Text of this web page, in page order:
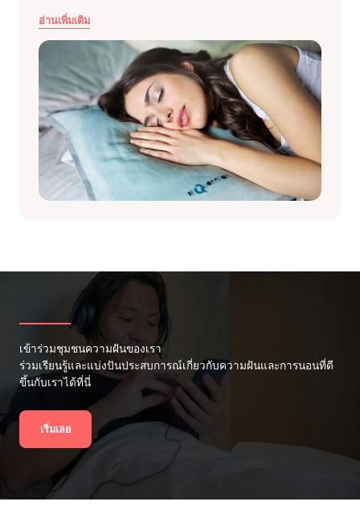
อ่านเพิ่มเติม
เข้าร่วมชุมชนความฝันของเรา
ร่วมเรียนรู้และแบ่งปันประสบการณ์เกี่ยวกับความฝันและการนอนที่ดี
ขึ้นกับเราได้ที่นี่
เริ่มเลย